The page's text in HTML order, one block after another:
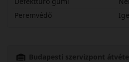
Peremvédő
Budapesti szervizpont